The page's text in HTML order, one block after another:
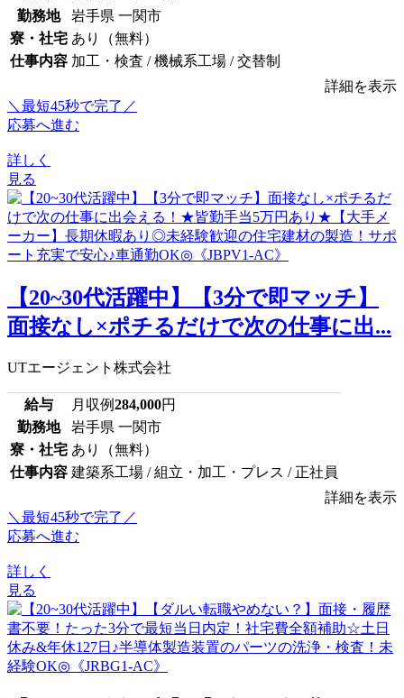
勤務地
岩手県 一関市
寮・社宅 あり（無料）
仕事内容 加工・検査 / 機械系工場 / 交替制
詳細を表示
＼最短45秒で完了／
応募へ進む
詳しく
見る
【20~30代活躍中】【3分で即マッチ】
面接なし×ポチるだけで次の仕事に出...
UTエージェント株式会社
給与 月収例284,000円
勤務地
岩手県 一関市
寮・社宅 あり（無料）
仕事内容 建築系工場 / 組立・加工・プレス / 正社員
詳細を表示
＼最短45秒で完了／
応募へ進む
詳しく
見る